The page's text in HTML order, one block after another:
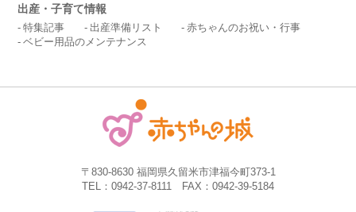
出産・子育て情報
特集記事 出産準備リスト
赤ちゃんのお祝い・行事
ベビー用品のメンテナンス
〒830-8630 福岡県久留米市津福今町373-1
TEL：0942-37-8111 FAX：0942-39-5184